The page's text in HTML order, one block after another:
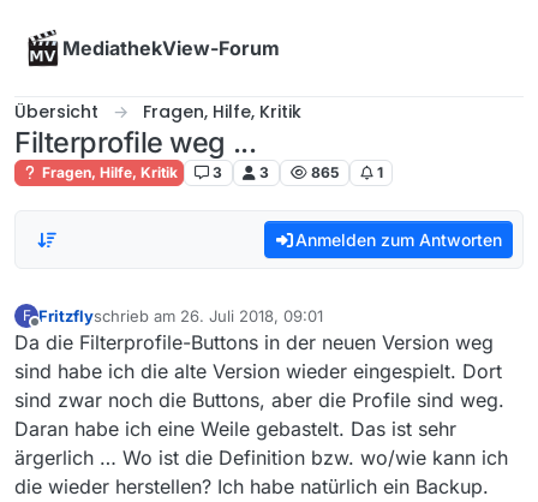
MediathekView-Forum
Übersicht Fragen, Hilfe, Kritik
Filterprofile weg ...
Fragen, Hilfe, Kritik 3 3 865 1
Anmelden zum Antworten
F
Offline
Fritzflyschrieb am 26. Juli 2018, 09:01
zuletzt editiert von
Da die Filterprofile-Buttons in der neuen Version weg
sind habe ich die alte Version wieder eingespielt. Dort
sind zwar noch die Buttons, aber die Profile sind weg.
Daran habe ich eine Weile gebastelt. Das ist sehr
ärgerlich … Wo ist die Definition bzw. wo/wie kann ich
die wieder herstellen? Ich habe natürlich ein Backup.